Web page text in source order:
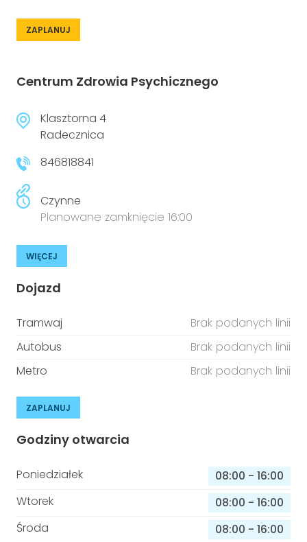
ZAPLANUJ
Centrum Zdrowia Psychicznego
Klasztorna 4
Radecznica
846818841
Czynne
Planowane zamknięcie 16:00
WIĘCEJ
Dojazd
Tramwaj
Brak podanych linii
Autobus
Brak podanych linii
Metro
Brak podanych linii
ZAPLANUJ
Godziny otwarcia
Poniedziałek 08:00 - 16:00
Wtorek
08:00 - 16:00
Środa
08:00 - 16:00